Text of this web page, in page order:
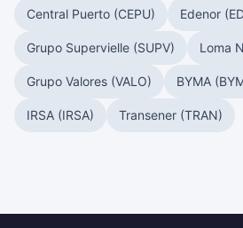
Central Puerto (CEPU) Edenor
Grupo Supervielle (SUPV) Loma
Grupo Valores (VALO) BYMA
IRSA (IRSA) Transener (TRAN)